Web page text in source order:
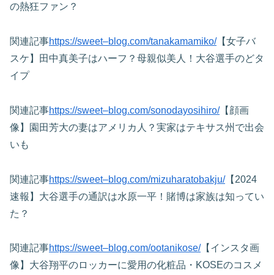
の熱狂ファン？
関連記事https://sweet–blog.com/tanakamamiko/【女子バ
スケ】田中真美子はハーフ？母親似美人！大谷選手のどタ
イプ
関連記事https://sweet–blog.com/sonodayosihiro/【顔画
像】園田芳大の妻はアメリカ人？実家はテキサス州で出会
いも
関連記事https://sweet–blog.com/mizuharatobakju/【2024
速報】大谷選手の通訳は水原一平！賭博は家族は知ってい
た？
関連記事https://sweet–blog.com/ootanikose/【インスタ画
像】大谷翔平のロッカーに愛用の化粧品・KOSEのコスメ